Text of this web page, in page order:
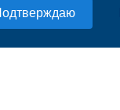
персональных данных